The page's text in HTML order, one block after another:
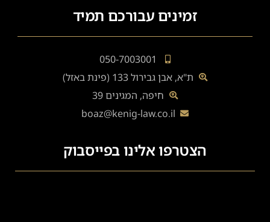
זמינים עבורכם תמיד
050-7003001
ת"א, אבן גבירול 133 (פינת באזל)
חיפה, המגינים 39
boaz@kenig-law.co.il
הצטרפו אלינו בפייסבוק